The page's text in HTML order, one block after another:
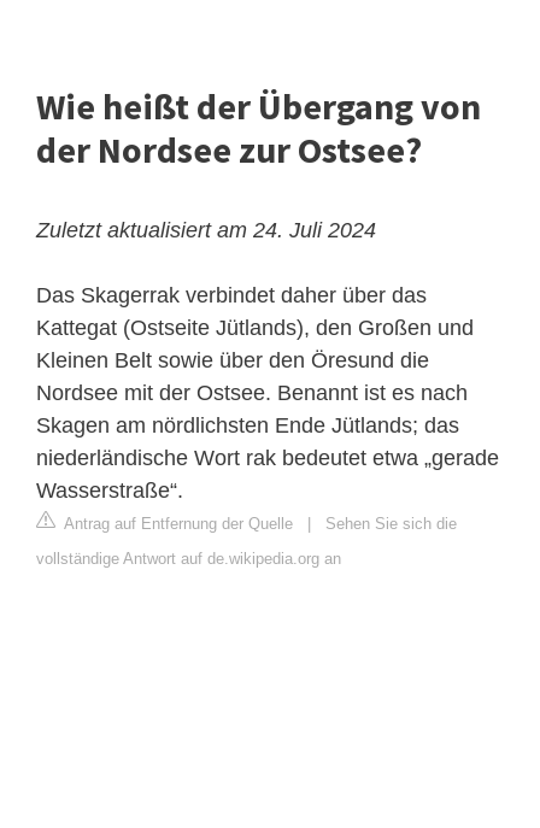
Wie heißt der Übergang von
der Nordsee zur Ostsee?
Zuletzt aktualisiert am 24. Juli 2024
Das Skagerrak verbindet daher über das
Kattegat (Ostseite Jütlands), den Großen und
Kleinen Belt sowie über den Öresund die
Nordsee mit der Ostsee. Benannt ist es nach
Skagen am nördlichsten Ende Jütlands; das
niederländische Wort rak bedeutet etwa „gerade
Wasserstraße“.
Antrag auf Entfernung der Quelle
Sehen Sie sich die
vollständige Antwort auf de.wikipedia.org an